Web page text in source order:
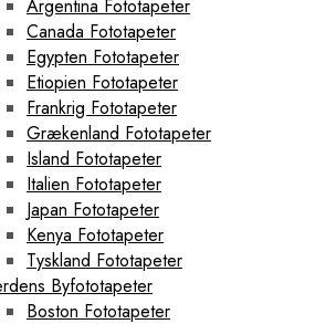
Argentina Fototapeter
Canada Fototapeter
Egypten Fototapeter
Etiopien Fototapeter
Frankrig Fototapeter
Grækenland Fototapeter
Island Fototapeter
Italien Fototapeter
Japan Fototapeter
Kenya Fototapeter
Tyskland Fototapeter
Byfototapeter
Boston Fototapeter